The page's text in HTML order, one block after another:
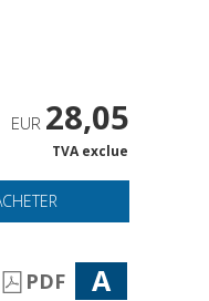
EUR 28,05
TVA exclue
PDF A